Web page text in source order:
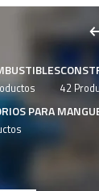
42
PARA